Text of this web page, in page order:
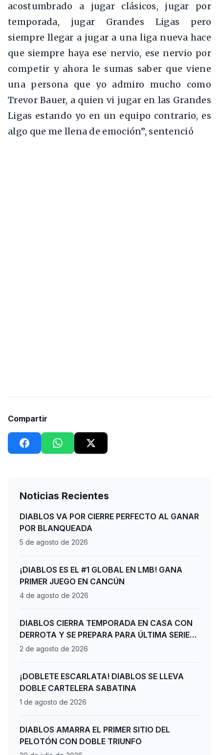
acostumbrado a jugar clásicos, jugar por
temporada, jugar Grandes Ligas pero
siempre llegar a jugar a una liga nueva hace
que siempre haya ese nervio, ese nervio por
competir y ahora le sumas saber que viene
una persona que yo admiro mucho como
Trevor Bauer, a quien vi jugar en las Grandes
Ligas estando yo en un equipo contrario, es
algo que me llena de emoción”, sentenció
Compartir
Noticias Recientes
DIABLOS VA POR CIERRE PERFECTO AL GANAR
POR BLANQUEADA
5 de agosto de 2026
¡DIABLOS ES EL #1 GLOBAL EN LMB! GANA
PRIMER JUEGO EN CANCÚN
4 de agosto de 2026
DIABLOS CIERRA TEMPORADA EN CASA CON
DERROTA Y SE PREPARA PARA ÚLTIMA SERIE
DE PLAYOFFS
2 de agosto de 2026
¡DOBLETE ESCARLATA! DIABLOS SE LLEVA
DOBLE CARTELERA SABATINA
1 de agosto de 2026
DIABLOS AMARRA EL PRIMER SITIO DEL
PELOTÓN CON DOBLE TRIUNFO